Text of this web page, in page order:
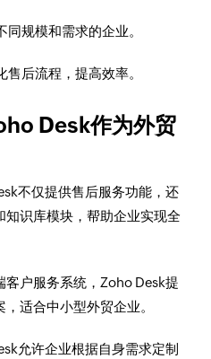
同规模和需求的企业。
售后流程，提高效率。
Desk作为外贸
不仅提供售后服务功能，还
识库模块，帮助企业实现全
客户服务系统，Zoho Desk提
适合中小型外贸企业。
允许企业根据自身需求定制